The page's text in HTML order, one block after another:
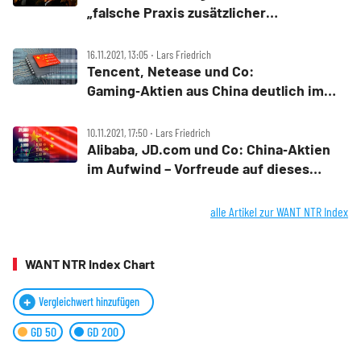
„falsche Praxis zusätzlicher
16.11.2021, 13:05 ‧ Lars Friedrich
Tencent, Netease und Co:
Gaming‑Aktien aus China deutlich im
10.11.2021, 17:50 ‧ Lars Friedrich
Alibaba, JD.com und Co: China‑Aktien
im Aufwind – Vorfreude auf dieses
alle Artikel zur WANT NTR Index
WANT NTR Index Chart
Vergleichwert hinzufügen
GD 50 GD 200